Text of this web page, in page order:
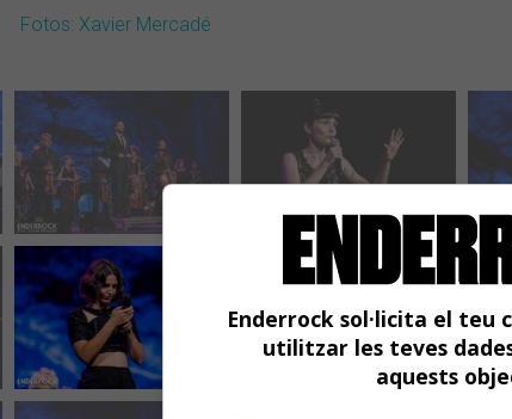
Fotos: Xavier Mercadé
Enderrock sol·licita el teu
utilitzar les teves
aquests